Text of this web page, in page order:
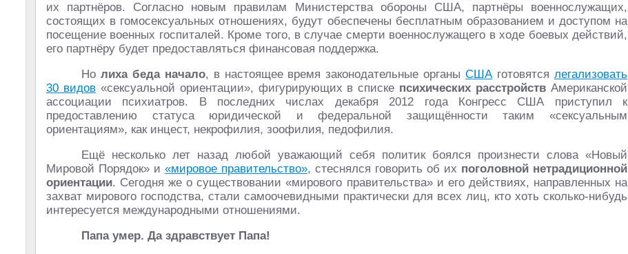
их партнёров. Согласно новым правилам Министерства обороны США, партнёры военнослужащих,
состоящих в гомосексуальных отношениях, будут обеспечены бесплатным образованием и доступом на
посещение военных госпиталей. Кроме того, в случае смерти военнослужащего в ходе боевых действий,
его партнёру будет предоставляться финансовая поддержка.
Но лиха беда начало, в настоящее время законодательные органыСШАготовятсялегализовать
30 видов«сексуальной ориентации», фигурирующих в списке психических расстройств Американской
ассоциации психиатров. В последних числах декабря 2012 года Конгресс США приступил к
предоставлению статуса юридической и федеральной защищённости таким «сексуальным
ориентациям», как инцест, некрофилия, зоофилия, педофилия.
Ещё несколько лет назад любой уважающий себя политик боялся произнести слова «Новый
Мировой Порядок» и «мировое правительство», стеснялся говорить об их поголовной нетрадиционной
ориентации. Сегодня же о существовании «мирового правительства» и его действиях, направленных на
захват мирового господства, стали самоочевидными практически для всех лиц, кто хоть сколько-нибудь
интересуется международными отношениями.
Папа умер. Да здравствует Папа!